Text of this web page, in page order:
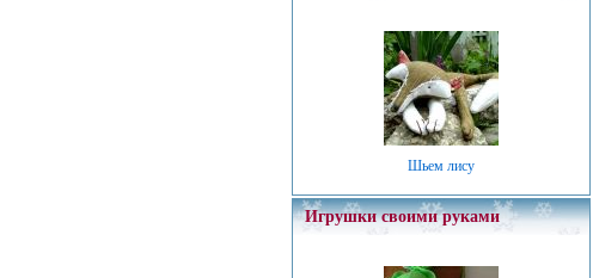
Шьем лису
Игрушки своими руками